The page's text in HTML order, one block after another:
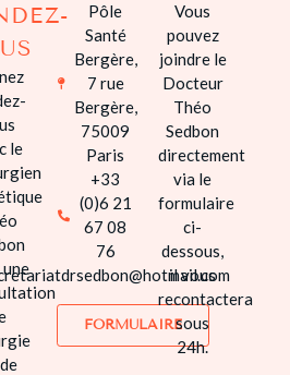
CHIRURGIE
SILHOUETTE
CHIRURGIE
INTIME
MÉDECINE
ESTHÉTIQUE
INSTITUT
DERMACHIR
AVIS
TARIFS
le
Pôle
Santé
Bergère,
7 rue
Bergère,
75009
Paris
+33
(0)6 21
67 08
76
FORMULAIRE
Vous
pouvez
joindre le
Docteur
Théo
Sedbon
directement
via le
formulaire
ci-
dessous,
il vous
recontactera
sous
24h.